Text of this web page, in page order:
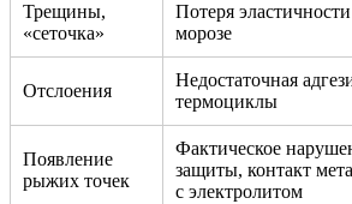
Трещины,
«сеточка»
Потеря
морозе
Отслоения
Недостаточная
термоциклы
Появление
рыжих точек
Фактическое
защиты, контакт
с электролитом